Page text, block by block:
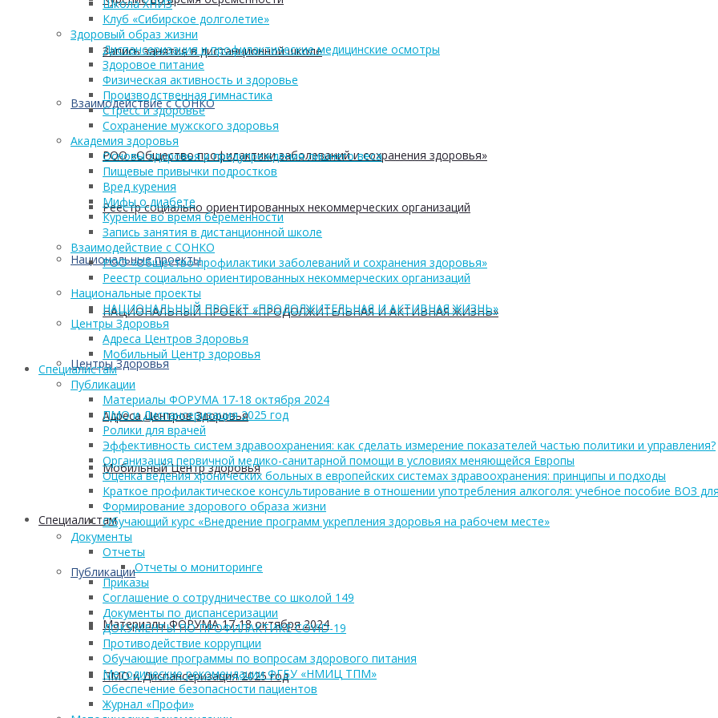
Запись занятия в дистанционной школе
Взаимодействие с СОНКО
РОО «Общество профилактики заболеваний и сохранения здоровья»
Реестр социально ориентированных некоммерческих организаций
Национальные проекты
НАЦИОНАЛЬНЫЙ ПРОЕКТ «ПРОДОЛЖИТЕЛЬНАЯ И АКТИВНАЯ ЖИЗНЬ»
Центры Здоровья
Адреса Центров Здоровья
Мобильный Центр здоровья
Cпециалистам
Публикации
Материалы ФОРУМА 17-18 октября 2024
ПМО и Диспансеризация 2025 год
Школа ХНИЗ
Клуб «Сибирское долголетие»
Здоровый образ жизни
Диспансеризация и профилактические медицинские осмотры
Здоровое питание
Физическая активность и здоровье
Производственная гимнастика
Стресс и здоровье
Сохранение мужского здоровья
Академия здоровья
Основы здоровья и предупреждения лишнего веса
Пищевые привычки подростков
Вред курения
Мифы о диабете
Курение во время беременности
Запись занятия в дистанционной школе
Взаимодействие с СОНКО
РОО «Общество профилактики заболеваний и сохранения здоровья»
Реестр социально ориентированных некоммерческих организаций
Национальные проекты
НАЦИОНАЛЬНЫЙ ПРОЕКТ «ПРОДОЛЖИТЕЛЬНАЯ И АКТИВНАЯ ЖИЗНЬ»
Центры Здоровья
Адреса Центров Здоровья
Мобильный Центр здоровья
Cпециалистам
Публикации
Материалы ФОРУМА 17-18 октября 2024
ПМО и Диспансеризация 2025 год
Ролики для врачей
Эффективность систем здравоохранения: как сделать измерение показателей частью политики и управления?
Организация первичной медико-санитарной помощи в условиях меняющейся Европы
Оценка ведения хронических больных в европейских системах здравоохранения: принципы и подходы
Краткое профилактическое консультирование в отношении употребления алкоголя: учебное пособие ВОЗ
Формирование здорового образа жизни
Обучающий курс «Внедрение программ укрепления здоровья на рабочем месте»
Документы
Отчеты
Отчеты о мониторинге
Приказы
Соглашение о сотрудничестве со школой 149
Документы по диспансеризации
ДОКУМЕНТЫ ПО ПРОФИЛАКТИКЕ COVID-19
Противодействие коррупции
Обучающие программы по вопросам здорового питания
Методические рекомендации ФГБУ «НМИЦ ТПМ»
Обеспечение безопасности пациентов
Журнал «Профи»